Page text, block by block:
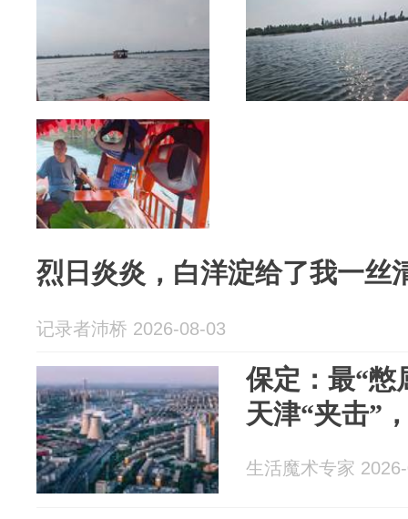
烈日炎炎，白洋淀给了我一丝
记录者沛桥 2026-08-03
保定：最“憋
天津“夹击”
生活魔术专家